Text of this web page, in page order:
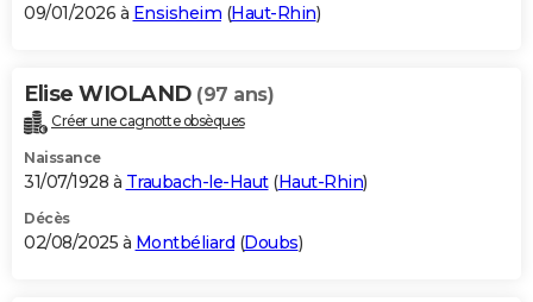
BONS PLANS
Carte de Noël
Carte Bonne année
Carte Saint-Valentin
Carte Pâques
Carte d'anniversaire
DICTIONNAIRE
Dictionnaire
Biographies
Citations
Expressions
Proverbes
PROGRAMME TV
S'inscrire
Se connecter
Lycées
Collèges
Primaires
Universités
Entreprises
Service militaire
Avis de recherche
AVIS DE DÉCÈS
09/01/2026 à Ensisheim (Haut-Rhin)
Elise WIOLAND (97 ans)
Créer une cagnotte obsèques
Naissance
31/07/1928 à Traubach-le-Haut(Haut-Rhin)
Décès
02/08/2025 à Montbéliard (Doubs)